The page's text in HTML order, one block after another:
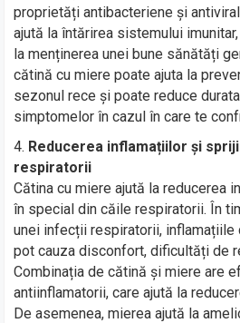
proprietăți antibacteriene și
ajută la întărirea sistemului
la menținerea unei bune sănătăți
cătină cu miere poate ajuta la
sezonul rece și poate reduce
simptomelor în cazul în care te
Reducerea inflamațiilor și
respiratorii
Cătina cu miere ajută la reducerea
în special din căile respiratorii. În
unei infecții respiratorii, inflamațiile
pot cauza disconfort, dificultăți de
Combinația de cătină și miere are
antiinflamatorii, care ajută la
De asemenea, mierea ajută la